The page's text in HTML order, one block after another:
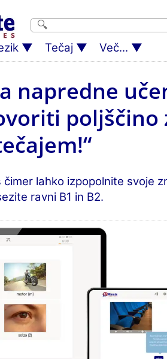
Tečaj Več...
napredne
poljščino
lahko izpopolnite svoje
ravni B1 in B2.